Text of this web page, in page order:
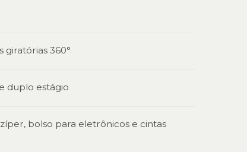
giratórias 360°
duplo estágio
bolso para eletrônicos e cintas